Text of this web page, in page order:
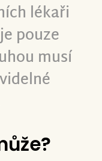
lékaři
pouze
musí